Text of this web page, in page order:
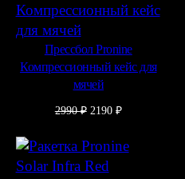
Прессбол Pronine
Компрессионный кейс для
мячей
2990₽ Первоначальная
составляла
2990 ₽.
2190 ₽Текущая